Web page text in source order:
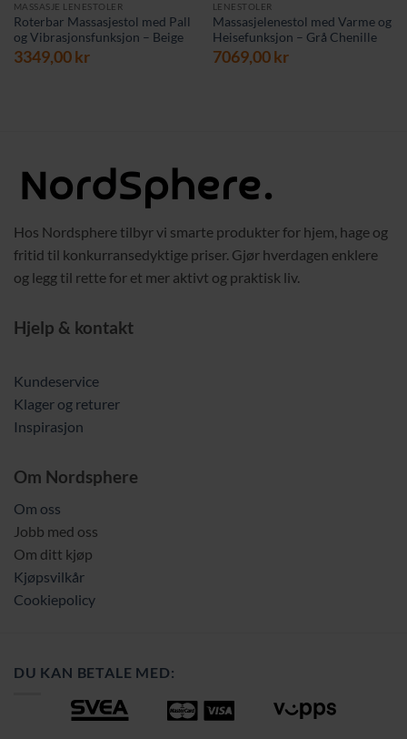
MASSASJE LENESTOLER
Roterbar Massasjestol med Pall
og Vibrasjonsfunksjon – Beige
3349,00kr
LENESTOLER
Massasjelenestol med Varme og
Heisefunksjon – Grå Chenille
7069,00kr
Hos Nordsphere tilbyr vi smarte produkter for hjem, hage og
fritid til konkurransedyktige priser. Gjør hverdagen enklere
og legg til rette for et mer aktivt og praktisk liv.
Hjelp & kontakt
Kundeservice
Klager og returer
Inspirasjon
Om Nordsphere
Om oss
Jobb med oss
Om ditt kjøp
Kjøpsvilkår
Cookiepolicy
DU KAN BETALE MED: